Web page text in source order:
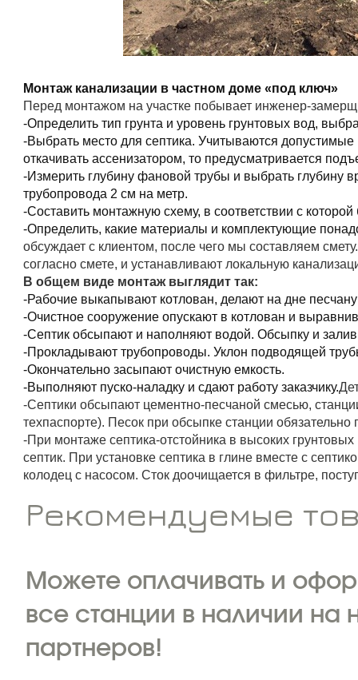
Монтаж канализации в частном доме «под ключ»
Перед монтажом на участке побывает инженер-
-Определить тип грунта и уровень грунтовых вод,
-Выбрать место для септика. Учитываются
откачивать ассенизатором, то предусматривается
-Измерить глубину фановой трубы и выбрать глубину
трубопровода 2 см на метр.
-Составить монтажную схему, в соответствии с
-Определить, какие материалы и комплектующие
обсуждает с клиентом, после чего мы составляем
согласно смете, и устанавливают локальную
В общем виде монтаж выглядит так:
-Рабочие выкапывают котлован, делают на дне
-Очистное сооружение опускают в котлован и
-Септик обсыпают и наполняют водой. Обсыпку и
-Прокладывают трубопроводы. Уклон подводящей
-Окончательно засыпают очистную емкость.
-Выполняют пуско-наладку и сдают работу заказчику.
-Септики обсыпают цементно-песчаной смесью,
техпаспорте). Песок при обсыпке станции
-При монтаже септика-отстойника в высоких
септик. При установке септика в глине вместе с
колодец с насосом. Сток доочищается в фильтре,
Рекомендуемые
Можете оплачивать и
все станции в наличии на
партнеров!